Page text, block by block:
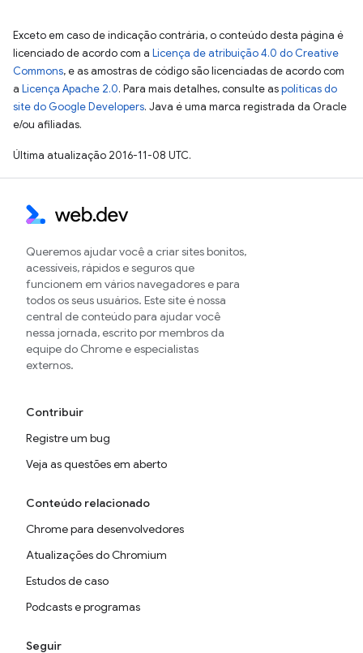
Exceto em caso de indicação contrária, o conteúdo desta página é
licenciado de acordo com a Licença de atribuição 4.0 do Creative
Commons, e as amostras de código são licenciadas de acordo com
a Licença Apache 2.0. Para mais detalhes, consulte aspolíticas do
site do Google Developers. Java é uma marca registrada da Oracle
e/ou afiliadas.
Última atualização 2016-11-08 UTC.
Queremos ajudar você a criar sites bonitos,
acessíveis, rápidos e seguros que
funcionem em vários navegadores e para
todos os seus usuários. Este site é nossa
central de conteúdo para ajudar você
nessa jornada, escrito por membros da
equipe do Chrome e especialistas
externos.
Contribuir
Registre um bug
Veja as questões em aberto
Conteúdo relacionado
Chrome para desenvolvedores
Atualizações do Chromium
Estudos de caso
Podcasts e programas
Seguir